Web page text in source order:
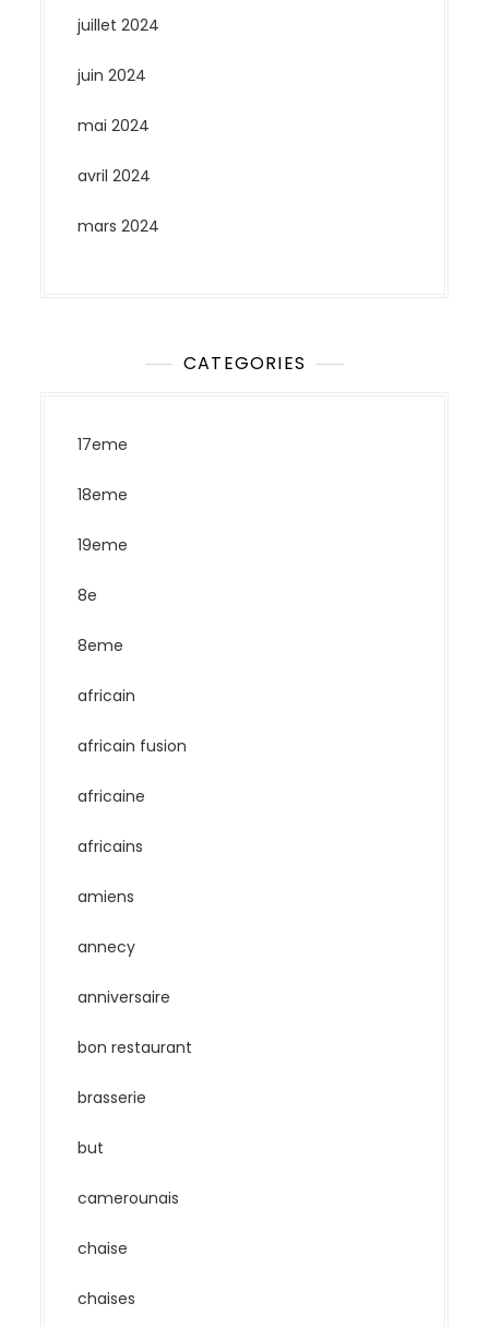
juillet 2024
juin 2024
mai 2024
avril 2024
mars 2024
CATEGORIES
17eme
18eme
19eme
8e
8eme
africain
africain fusion
africaine
africains
amiens
annecy
anniversaire
bon restaurant
brasserie
but
camerounais
chaise
chaises